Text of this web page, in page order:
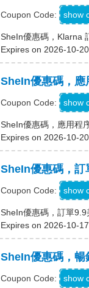
Coupon Code: show
SheIn優惠碼，Klarna
Expires on 2026-10-20
SheIn優惠碼，應
Coupon Code: show
SheIn優惠碼，應用程
Expires on 2026-10-20
SheIn優惠碼，訂
Coupon Code: show
SheIn優惠碼，訂單
Expires on 2026-10-17
SheIn優惠碼，
Coupon Code: show